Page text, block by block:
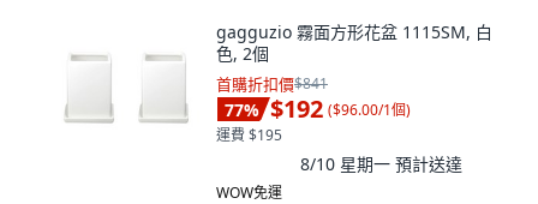
gagguzio 霧面方形花盆 1115SM, 白
色, 2個
首購折扣價$841
77% $192 ($96.00/1個)
運費 $195
8/10 星期一 預計送達
WOW免運